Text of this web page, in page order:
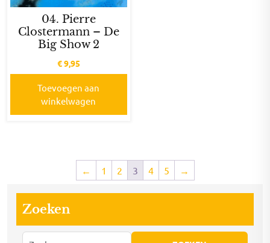
04. Pierre
Clostermann – De
Big Show 2
€9,95
Toevoegen aan
winkelwagen
← 1 2 3 4 5 →
Zoeken